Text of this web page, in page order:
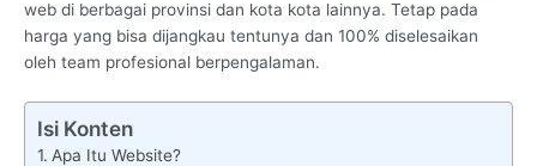
web di berbagai provinsi dan kota kota lainnya. Tetap pada
harga yang bisa dijangkau tentunya dan 100% diselesaikan
oleh team profesional berpengalaman.
Isi Konten
Apa Itu Website?